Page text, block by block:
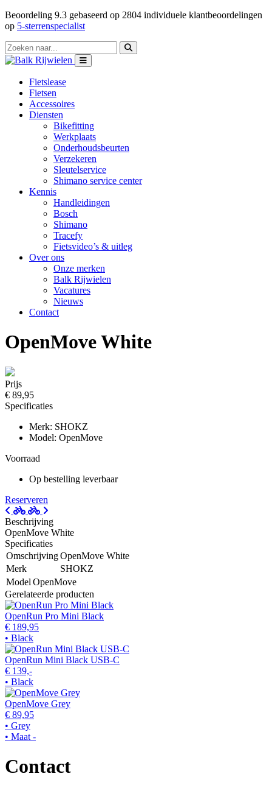
Beoordeling 9.3 gebaseerd op 2804 individuele klantbeoordelingen
op 5-sterrenspecialist
Fietslease
Fietsen
Accessoires
Diensten
Bikefitting
Werkplaats
Onderhoudsbeurten
Verzekeren
Sleutelservice
Shimano service center
Kennis
Handleidingen
Bosch
Shimano
Tracefy
Fietsvideo’s & uitleg
Over ons
Onze merken
Balk Rijwielen
Vacatures
Nieuws
Contact
OpenMove White
Prijs
€ 89,95
Specificaties
Merk: SHOKZ
Model: OpenMove
Voorraad
Op bestelling leverbaar
Reserveren
Beschrijving
OpenMove White
Specificaties
OmschrijvingOpenMove White
Merk
SHOKZ
Model OpenMove
Gerelateerde producten
OpenRun Pro Mini Black
€ 189,95
• Black
OpenRun Mini Black USB-C
€ 139,-
• Black
OpenMove Grey
€ 89,95
• Grey
• Maat -
Contact